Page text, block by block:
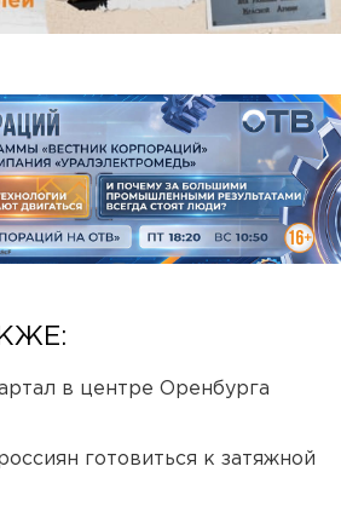
в центре Оренбурга
готовиться к затяжной